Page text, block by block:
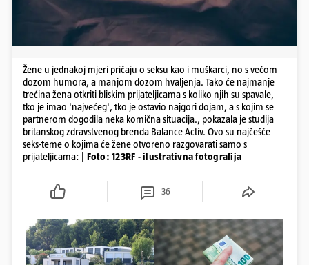
Žene u jednakoj mjeri pričaju o seksu kao i muškarci, no s većom
dozom humora, a manjom dozom hvaljenja. Tako će najmanje
trećina žena otkriti bliskim prijateljicama s koliko njih su spavale,
tko je imao 'najvećeg', tko je ostavio najgori dojam, a s kojim se
partnerom dogodila neka komična situacija., pokazala je studija
britanskog zdravstvenog brenda Balance Activ. Ovo su najčešće
seks-teme o kojima će žene otvoreno razgovarati samo s
prijateljicama:
| Foto: 123RF - ilustrativna fotografija
36